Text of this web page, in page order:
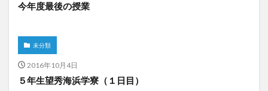
今年度最後の授業
未分類
2016年10月4日
５年生望秀海浜学寮（１日目）